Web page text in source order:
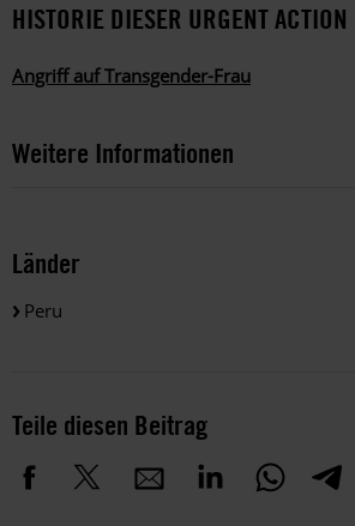
HISTORIE DIESER URGENT ACTION
Angriff auf Transgender-Frau
Weitere Informationen
Länder
Peru
Teile diesen Beitrag